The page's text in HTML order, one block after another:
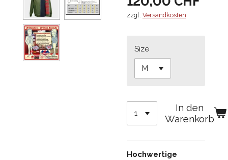
zzgl. Versandkosten
Size
In den
Warenkorb
Hochwertige